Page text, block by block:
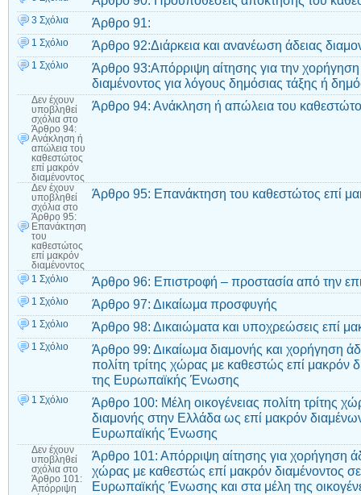
3 Σχόλια Άρθρο 91:
1 Σχόλιο Άρθρο 92:Διάρκεια και ανανέωση άδειας
1 Σχόλιο
Άρθρο 93:Απόρριψη αίτησης για την χορήγηση
διαμένοντος για λόγους δημόσιας τάξης ή
Δεν έχουν
υποβληθεί
σχόλια στο
Άρθρο 94:
Ανάκληση ή
απώλεια του
καθεστώτος
επί μακρόν
διαμένοντος
Άρθρο 94: Ανάκληση ή απώλεια του
Δεν έχουν
υποβληθεί
σχόλια στο
Άρθρο 95:
Επανάκτηση
του
καθεστώτος
επί μακρόν
διαμένοντος
Άρθρο 95: Επανάκτηση του καθεστώτος επί
1 Σχόλιο Άρθρο 96: Επιστροφή – προστασία από την
1 Σχόλιο Άρθρο 97: Δικαίωμα προσφυγής
1 Σχόλιο Άρθρο 98: Δικαιώματα και υποχρεώσεις επί
1 Σχόλιο
Άρθρο 99: Δικαίωμα διαμονής και χορήγηση
πολίτη τρίτης χώρας με καθεστώς επί μακρόν
της Ευρωπαϊκής Ένωσης
1 Σχόλιο
Άρθρο 100: Μέλη οικογένειας πολίτη τρίτης
διαμονής στην Ελλάδα ως επί μακρόν
Ευρωπαϊκής Ένωσης
Δεν έχουν
υποβληθεί
σχόλια στο
Άρθρο 101:
Απόρριψη
Άρθρο 101: Απόρριψη αίτησης για χορήγηση
χώρας με καθεστώς επί μακρόν διαμένοντος
Ευρωπαϊκής Ένωσης και στα μέλη της